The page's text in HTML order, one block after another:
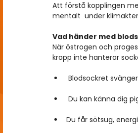
Att förstå kopplingen
mentalt  under
Vad händer med
När östrogen och
kropp inte hanterar
Blodsockret
Du kan känna dig
Du får sötsug,